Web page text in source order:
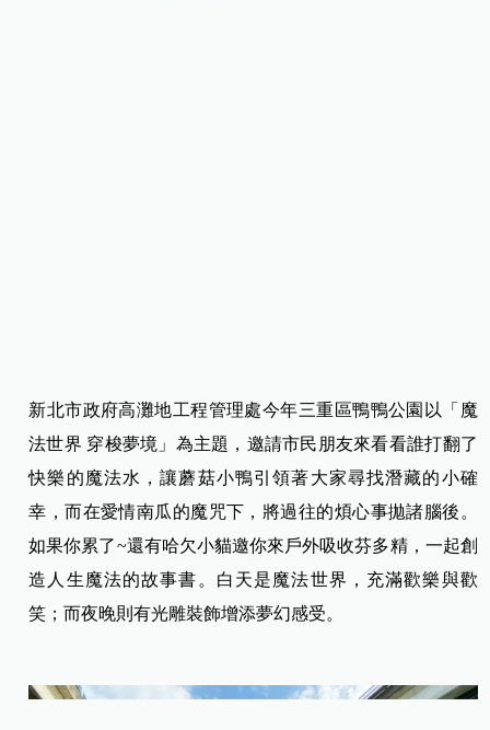
新北市政府高灘地工程管理處今年三重區鴨鴨公園以「魔
法世界 穿梭夢境」為主題，邀請市民朋友來看看誰打翻了
快樂的魔法水，讓蘑菇小鴨引領著大家尋找潛藏的小確
幸，而在愛情南瓜的魔咒下，將過往的煩心事拋諸腦後。
如果你累了~還有哈欠小貓邀你來戶外吸收芬多精，一起創
造人生魔法的故事書。白天是魔法世界，充滿歡樂與歡
笑；而夜晚則有光雕裝飾增添夢幻感受。